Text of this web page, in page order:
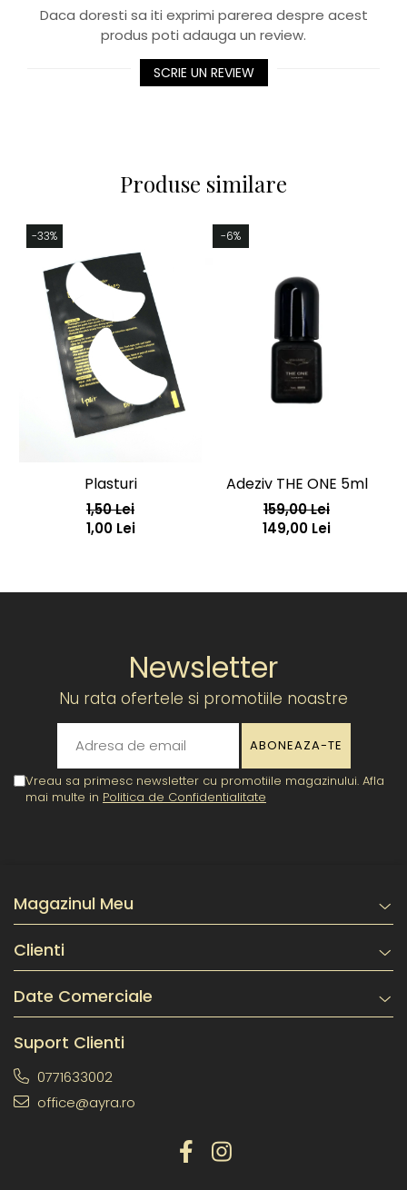
Daca doresti sa iti exprimi parerea despre acest
produs poti adauga un review.
SCRIE UN REVIEW
Produse similare
-33%
Plasturi
1,50 Lei
1,00 Lei
-6%
Adeziv THE ONE 5ml
159,00 Lei
149,00 Lei
Newsletter
Nu rata ofertele si promotiile noastre
Vreau sa primesc newsletter cu promotiile magazinului. Afla
mai multe in Politica de Confidentialitate
Magazinul Meu
Clienti
Date Comerciale
Suport Clienti
0771633002
office@ayra.ro